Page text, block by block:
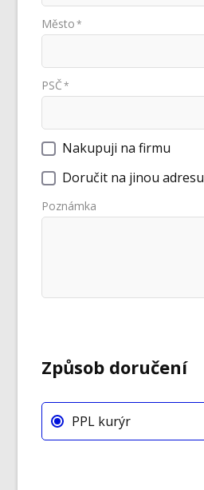
Město *
PSČ *
Nakupuji na firmu
Doručit na jinou adresu
Poznámka
Způsob doručení
PPL kurýr